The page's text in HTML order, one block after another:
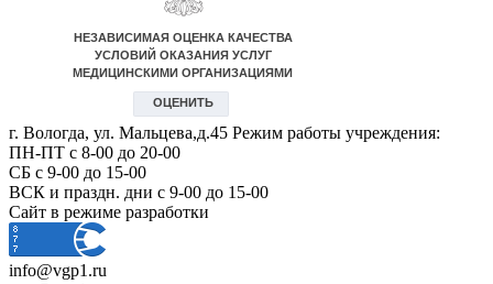
г. Вологда, ул. Мальцева,д.45 Режим работы учреждения:
ПН-ПТ с 8-00 до 20-00
СБ с 9-00 до 15-00
ВСК и праздн. дни с 9-00 до 15-00
Сайт в режиме разработки
info@vgp1.ru